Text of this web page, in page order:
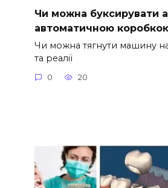
Чи можна буксирувати
автоматичною
Чи можна тягнути машину на
та реалії
0 20